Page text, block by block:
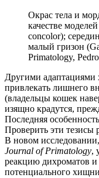
Окрас тела и
качестве
concolor);
малый гризон
Primatology,
Другими
привлекать лишнего
(владельцы кошек
изящно крадутся,
Последняя
Проверить эти тезисы
В новом исследовании,
Journal of Primatology,
реакцию дихроматов
потенциального